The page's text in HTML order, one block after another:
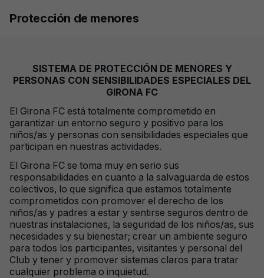
Protección de menores
SISTEMA DE PROTECCIÓN DE MENORES Y
PERSONAS CON SENSIBILIDADES ESPECIALES DEL
GIRONA FC
El Girona FC está totalmente comprometido en
garantizar un entorno seguro y positivo para los
niños/as y personas con sensibilidades especiales que
participan en nuestras actividades.
El Girona FC se toma muy en serio sus
responsabilidades en cuanto a la salvaguarda de estos
colectivos, lo que significa que estamos totalmente
comprometidos con promover el derecho de los
niños/as y padres a estar y sentirse seguros dentro de
nuestras instalaciones, la seguridad de los niños/as, sus
necesidades y su bienestar; crear un ambiente seguro
para todos los participantes, visitantes y personal del
Club y tener y promover sistemas claros para tratar
cualquier problema o inquietud.